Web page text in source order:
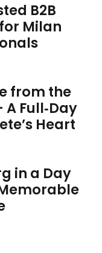
B2B
Milan
from the
Full‑Day
Heart
in a Day